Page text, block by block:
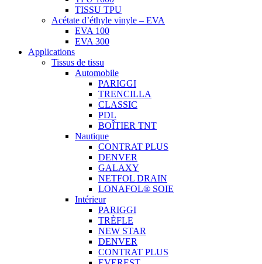
TISSU TPU
Acétate d’éthyle vinyle – EVA
EVA 100
EVA 300
Applications
Tissus de tissu
Automobile
PARIGGI
TRENCILLA
CLASSIC
PDL
BOÎTIER TNT
Nautique
CONTRAT PLUS
DENVER
GALAXY
NETFOL DRAIN
LONAFOL® SOIE
Intérieur
PARIGGI
TRÈFLE
NEW STAR
DENVER
CONTRAT PLUS